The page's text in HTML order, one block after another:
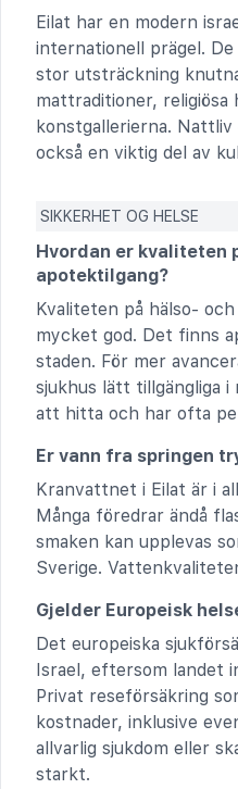
Eilat har en modern
internationell prägel.
stor utsträckning
mattraditioner, religiösa
konstgallerierna.
också en viktig del av
SIKKERHET OG HELSE
Hvordan er kvaliteten
apotektilgang?
Kvaliteten på hälso-
mycket god. Det finns
staden. För mer
sjukhus lätt tillgängliga
att hitta och har ofta
Er vann fra springen
Kranvattnet i Eilat är i
Många föredrar ändå
smaken kan upplevas
Sverige.
Gjelder Europeisk
Det europeiska
Israel, eftersom landet
Privat reseförsäkring
kostnader, inklusive
allvarlig sjukdom eller
starkt.